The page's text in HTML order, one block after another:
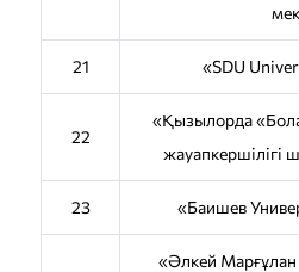
21 «SDU
22
«Қызылорда
жауапкершілігі
23 «Баишев
«Әлкей